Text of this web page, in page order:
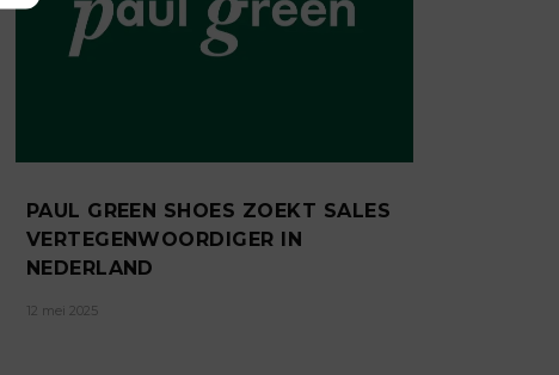
PAUL GREEN SHOES ZOEKT SALES
VERTEGENWOORDIGER IN
NEDERLAND
12 mei 2025